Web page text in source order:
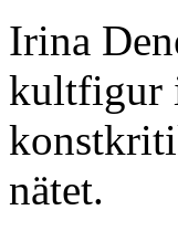
Irina
kultfigur
nätet.